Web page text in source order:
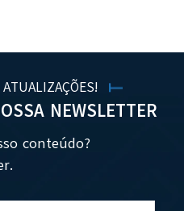
NEWSLETTER
conteúdo?